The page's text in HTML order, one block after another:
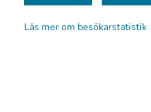
Läs mer om besökarstatistik
© Kanta-Palvelut,